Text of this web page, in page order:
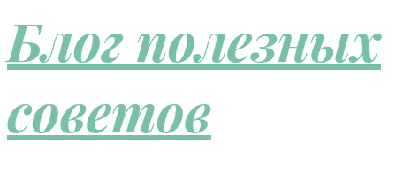
Блог полезных
советов